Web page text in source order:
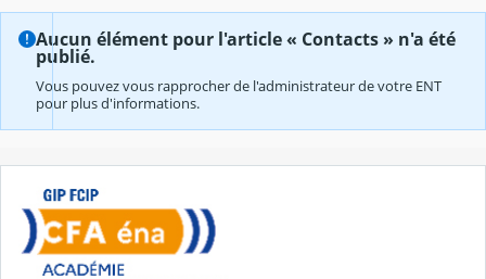
Aucun élément pour l'article « Contacts » n'a été
publié.
Vous pouvez vous rapprocher de l'administrateur de votre ENT
pour plus d'informations.